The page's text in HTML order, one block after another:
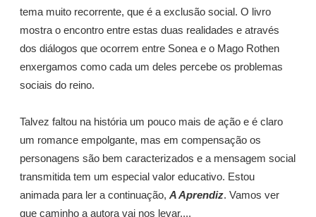
tema muito recorrente, que é a exclusão social. O livro
mostra o encontro entre estas duas realidades e através
dos diálogos que ocorrem entre Sonea e o Mago Rothen
enxergamos como cada um deles percebe os problemas
sociais do reino.
Talvez faltou na história um pouco mais de ação e é claro
um romance empolgante, mas em compensação os
personagens são bem caracterizados e a mensagem social
transmitida tem um especial valor educativo. Estou
animada para ler a continuação, A Aprendiz. Vamos ver
que caminho a autora vai nos levar....